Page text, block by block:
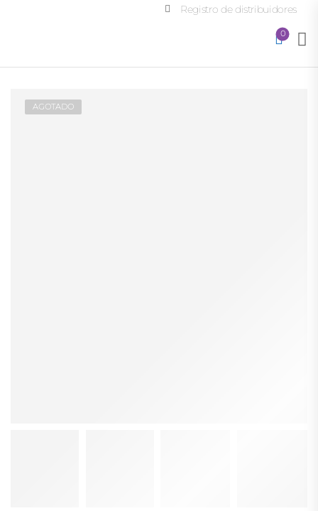
Registro de distribuidores
0
AGOTADO